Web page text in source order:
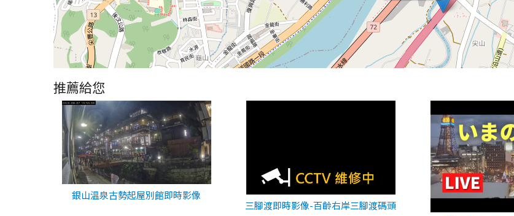
推薦給您
銀山温泉古勢起屋別館即時影像
三腳渡即時影像-百齡右岸三腳渡碼頭